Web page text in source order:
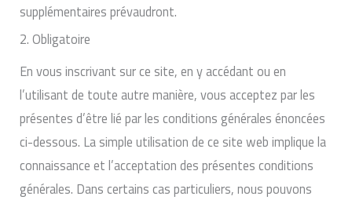
supplémentaires prévaudront.
2. Obligatoire
En vous inscrivant sur ce site, en y accédant ou en
l’utilisant de toute autre manière, vous acceptez par les
présentes d’être lié par les conditions générales énoncées
ci-dessous. La simple utilisation de ce site web implique la
connaissance et l’acceptation des présentes conditions
générales. Dans certains cas particuliers, nous pouvons